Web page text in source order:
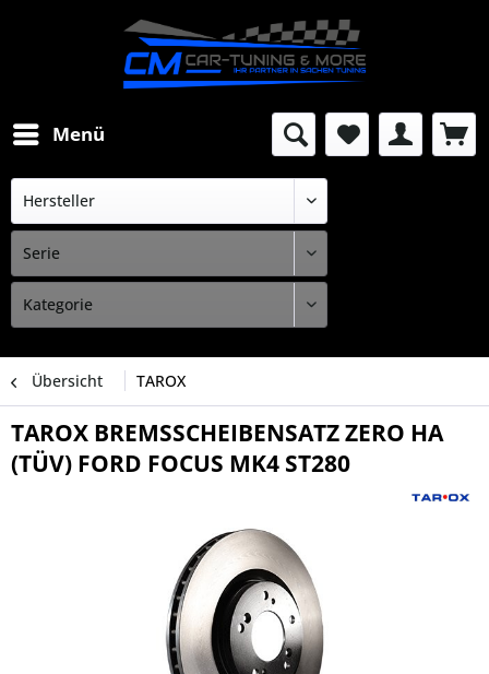
Menü
Übersicht TAROX
TAROX BREMSSCHEIBENSATZ ZERO HA
(TÜV) FORD FOCUS MK4 ST280